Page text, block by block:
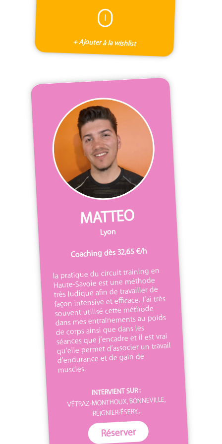
I
+ Ajouter à la wishlist
MATTEO
Lyon
Coaching dès 32,65 €/h
la pratique du circuit training en
Haute-Savoie est une méthode
très ludique afin de travailler de
façon intensive et efficace. J’ai très
souvent utilisé cette méthode
dans mes entraînements au poids
de corps ainsi que dans les
séances que j’encadre et il est vrai
qu’elle permet d’associer un travail
d’endurance et de gain de
muscles.
INTERVIENT SUR :
VÉTRAZ-MONTHOUX, BONNEVILLE,
REIGNIER-ÉSERY...
Réserver